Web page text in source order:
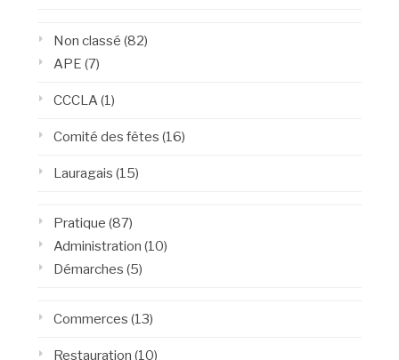
Non classé (82)
APE (7)
CCCLA (1)
Comité des fêtes (16)
Lauragais (15)
Pratique (87)
Administration (10)
Démarches (5)
Commerces (13)
Restauration (10)